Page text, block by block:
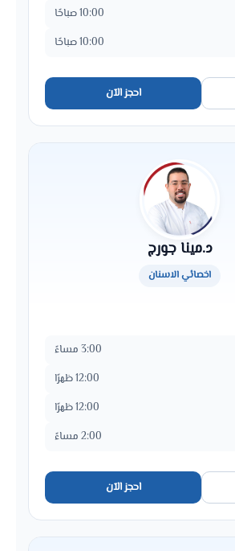
10:00 صباحًا
10:00 صباحًا
احجز الآن
د.مينا جورج
اخصائي الاسنان
3:00 مساءً
12:00 ظهرًا
12:00 ظهرًا
2:00 مساءً
احجز الآن